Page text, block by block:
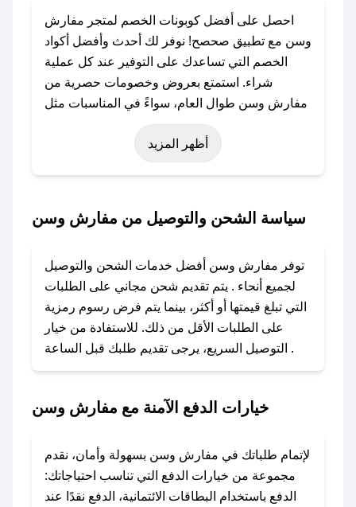
احصل على أفضل كوبونات الخصم لمتجر مفارش
وسن مع تطبيق صحصح! نوفر لك أحدث وأفضل أكواد
الخصم التي تساعدك على التوفير عند كل عملية
شراء. استمتع بعروض وخصومات حصرية من
مفارش وسن طوال العام، سواءً في المناسبات مثل
عيد الفطر، عيد الأضحى، الجمعة البيضاء (شهر
نوفمبر)، رمضان، اليوم الوطني، يوم التأسيس، أو
حتى عروض خاصة أخرى.
باستخدام تطبيق صحصح، يمكنك العثور بسهولة على
الكوبون، تواصل معنا عبر تويتر أو البريد الإلكتروني
لإضافته بسرعة.
### كيفية استخدام كود خصم مفارش وسن؟
1. انسخ كود الخصم من تطبيق صحصح.
2. الصقه في خانة الدفع عند التسوق من مفارش
لا تقلق! يمكنك التواصل مع فريق دعم صحصح عبر
الرسائل الخاصة على تويتر أو البريد الإلكتروني،
وسنقوم بحل المشكلة في أسرع وقت ممكن.
أظهر المزيد
سياسة الشحن والتوصيل من مفارش وسن
توفر مفارش وسن أفضل خدمات الشحن والتوصيل
لجميع أنحاء . يتم تقديم شحن مجاني على الطلبات
التي تبلغ قيمتها أو أكثر، بينما يتم فرض رسوم رمزية
على الطلبات الأقل من ذلك. للاستفادة من خيار
التوصيل السريع، يرجى تقديم طلبك قبل الساعة .
خيارات الدفع الآمنة مع مفارش وسن
لإتمام طلباتك في مفارش وسن بسهولة وأمان، نقدم
مجموعة من خيارات الدفع التي تناسب احتياجاتك:
الدفع باستخدام البطاقات الائتمانية، الدفع نقدًا عند